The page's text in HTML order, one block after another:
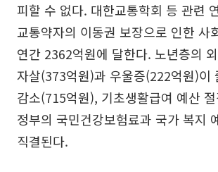
피할 수 없다. 대한교통학회 등 관련
교통약자의 이동권 보장으로 인한 사
연간 2362억원에 달한다. 노년층의
자살(373억원)과 우울증(222억원)이
감소(715억원), 기초생활급여 예산
정부의 국민건강보험료과 국가 복지
직결된다.